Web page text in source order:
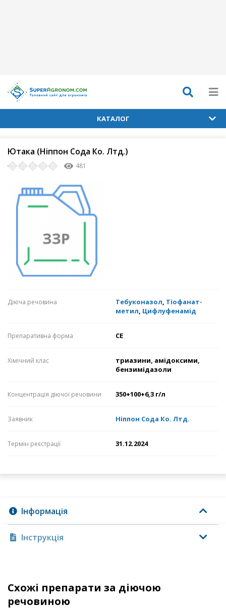
КАТАЛОГ
Ютака (Ніппон Сода Ко. Лтд.)
481
Діюча речовина Тебуконазол, Тіофанат-
метил, Цифлуфенамід
Препаративна форма СЕ
Хімічний клас
триазини, амідоксими,
бензимідазоли
Концентрація діючої речовини 350+100+6,3 г/л
Заявник Ніппон Сода Ко. Лтд.
Термін реєстрації 31.12.2024
Інформація
Інструкція
Схожі препарати за діючою
речовиною